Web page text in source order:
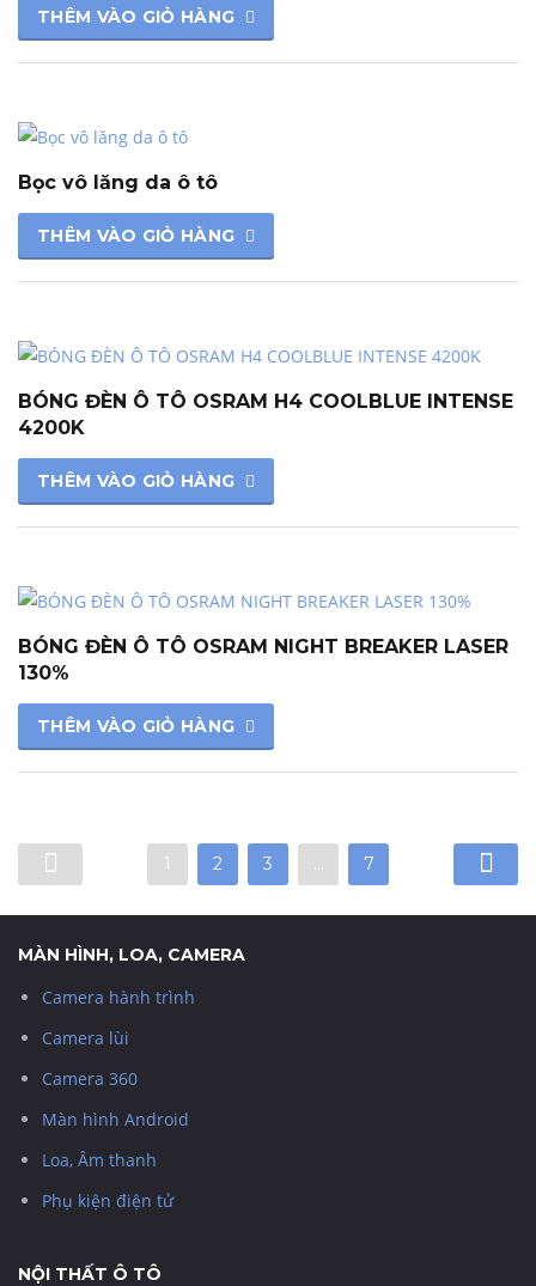
THÊM VÀO GIỎ HÀNG
Bọc vô lăng da ô tô
THÊM VÀO GIỎ HÀNG
BÓNG ĐÈN Ô TÔ OSRAM H4 COOLBLUE INTENSE
4200K
THÊM VÀO GIỎ HÀNG
BÓNG ĐÈN Ô TÔ OSRAM NIGHT BREAKER LASER
130%
THÊM VÀO GIỎ HÀNG
1 2 3 … 7
MÀN HÌNH, LOA, CAMERA
Camera hành trình
Camera lùi
Camera 360
Màn hình Android
Loa, Âm thanh
Phụ kiện điện tử
NỘI THẤT Ô TÔ